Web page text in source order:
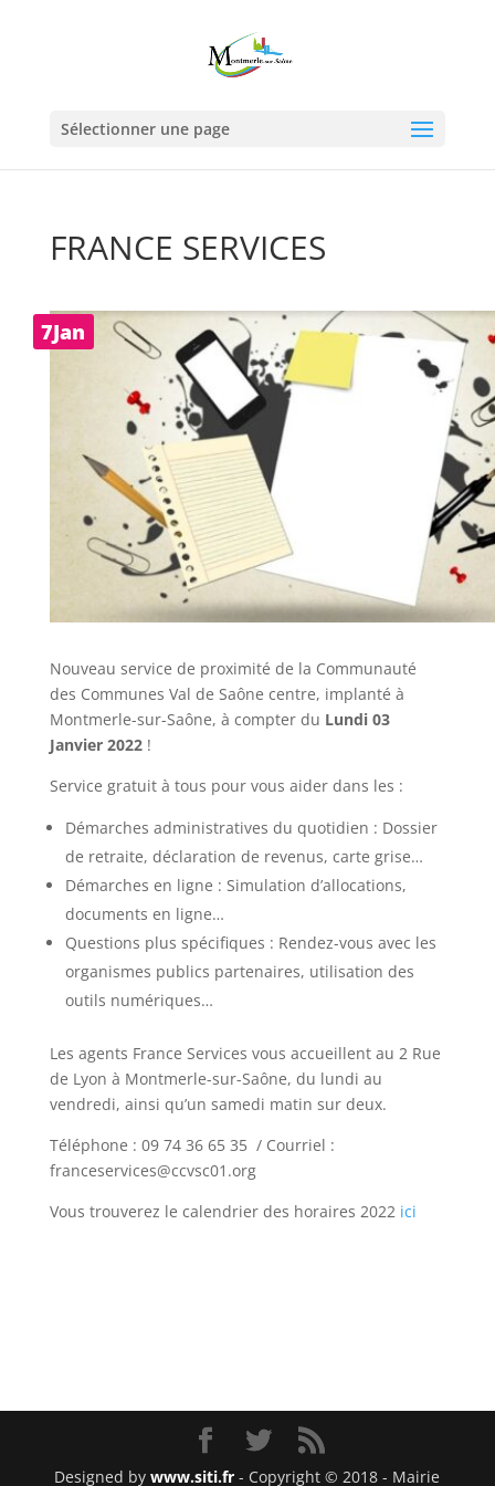
Sélectionner une page
FRANCE SERVICES
7Jan
Nouveau service de proximité de la Communauté
des Communes Val de Saône centre, implanté à
Montmerle-sur-Saône, à compter du Lundi 03
Janvier 2022!
Service gratuit à tous pour vous aider dans les :
Démarches administratives du quotidien : Dossier
de retraite, déclaration de revenus, carte grise…
Démarches en ligne : Simulation d’allocations,
documents en ligne…
Questions plus spécifiques : Rendez-vous avec les
organismes publics partenaires, utilisation des
outils numériques…
Les agents France Services vous accueillent au 2 Rue
de Lyon à Montmerle-sur-Saône, du lundi au
vendredi, ainsi qu’un samedi matin sur deux.
Téléphone : 09 74 36 65 35 / Courriel :
franceservices@ccvsc01.org
Vous trouverez le calendrier des horaires 2022 ici
Designed bywww.siti.fr - Copyright © 2018 - Mairie